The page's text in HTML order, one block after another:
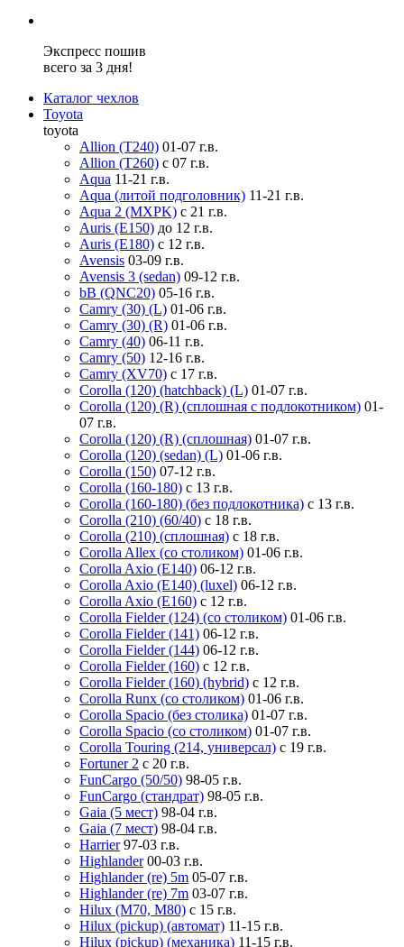
Экспресс пошив
всего за 3 дня!
Каталог чехлов
Toyota
toyota
Allion (T240) 01-07 г.в.
Allion (T260) с 07 г.в.
Aqua 11-21 г.в.
Aqua (литой подголовник) 11-21 г.в.
Aqua 2 (MXPK) с 21 г.в.
Auris (E150) до 12 г.в.
Auris (E180) с 12 г.в.
Avensis 03-09 г.в.
Avensis 3 (sedan) 09-12 г.в.
bB (QNC20) 05-16 г.в.
Camry (30) (L) 01-06 г.в.
Camry (30) (R) 01-06 г.в.
Camry (40) 06-11 г.в.
Camry (50) 12-16 г.в.
Camry (XV70) с 17 г.в.
Corolla (120) (hatchback) (L) 01-07 г.в.
Corolla (120) (R) (сплошная с подлокотником) 01-
07 г.в.
Corolla (120) (R) (сплошная) 01-07 г.в.
Corolla (120) (sedan) (L) 01-06 г.в.
Corolla (150) 07-12 г.в.
Corolla (160-180) с 13 г.в.
Corolla (160-180) (без подлокотника) с 13 г.в.
Corolla (210) (60/40) с 18 г.в.
Corolla (210) (сплошная) с 18 г.в.
Corolla Allex (со столиком) 01-06 г.в.
Corolla Axio (E140) 06-12 г.в.
Corolla Axio (E140) (luxel) 06-12 г.в.
Corolla Axio (E160) с 12 г.в.
Corolla Fielder (124) (со столиком) 01-06 г.в.
Corolla Fielder (141) 06-12 г.в.
Corolla Fielder (144) 06-12 г.в.
Corolla Fielder (160) с 12 г.в.
Corolla Fielder (160) (hybrid) с 12 г.в.
Corolla Runx (со столиком) 01-06 г.в.
Corolla Spacio (без столика) 01-07 г.в.
Corolla Spacio (со столиком) 01-07 г.в.
Corolla Touring (214, универсал) с 19 г.в.
Fortuner 2 с 20 г.в.
FunCargo (50/50) 98-05 г.в.
FunCargo (стандрат) 98-05 г.в.
Gaia (5 мест) 98-04 г.в.
Gaia (7 мест) 98-04 г.в.
Harrier 97-03 г.в.
Highlander 00-03 г.в.
Highlander (re) 5m 05-07 г.в.
Highlander (re) 7m 03-07 г.в.
Hilux (M70, M80) с 15 г.в.
Hilux (pickup) (автомат) 11-15 г.в.
Hilux (pickup) (механика) 11-15 г.в.